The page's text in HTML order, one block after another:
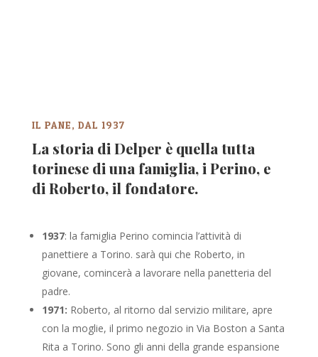
IL PANE, DAL 1937
La storia di Delper è quella tutta
torinese di una famiglia, i Perino, e
di Roberto, il fondatore.
1937: la famiglia Perino comincia l’attività di
panettiere a Torino. sarà qui che Roberto, in
giovane, comincerà a lavorare nella panetteria del
padre.
1971: Roberto, al ritorno dal servizio militare, apre
con la moglie, il primo negozio in Via Boston a Santa
Rita a Torino. Sono gli anni della grande espansione